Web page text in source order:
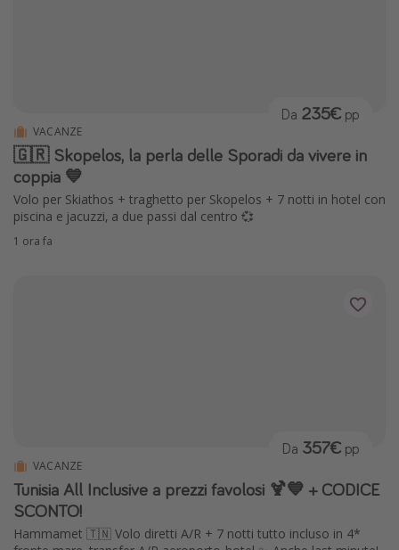
Vacanze con bambini
Vacanze al mare
Viaggi per single
Altri argomenti
VACANZE
🇬🇷 Skopelos, la perla delle Sporadi da vivere in
coppia 💙
Volo per Skiathos + traghetto per Skopelos + 7 notti in hotel con
piscina e jacuzzi, a due passi dal centro 💞
Da 235€ pp
1 ora fa
VACANZE
Tunisia All Inclusive a prezzi favolosi 🍹💙 + CODICE
SCONTO!
Hammamet 🇹🇳 Volo diretti A/R + 7 notti tutto incluso in 4*
Da 357€ pp